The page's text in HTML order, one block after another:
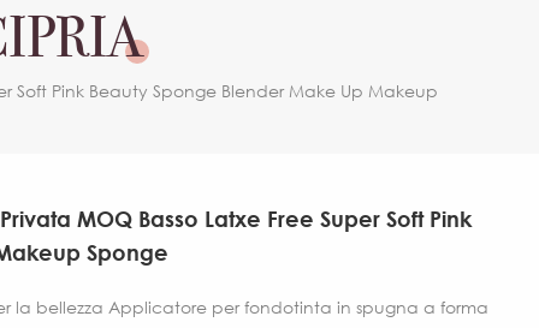
Soft Pink Beauty Sponge Blender Make Up Makeup
MOQ Basso Latxe Free Super Soft Pink
Sponge
la bellezza Applicatore per fondotinta in spugna a forma